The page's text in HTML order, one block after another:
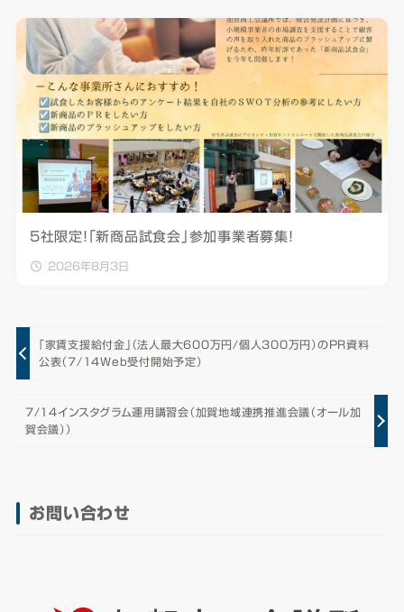
5社限定！「新商品試食会」参加事業者募集！
2026年8月3日
「家賃支援給付金」（法人最大600万円/個人300万円）のPR資料
公表（7/14Web受付開始予定）
7/14インスタグラム運用講習会（加賀地域連携推進会議（オール加
賀会議））
お問い合わせ